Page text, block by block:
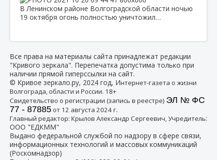
В Ленинском районе Волгоградской области ночью
19 октября огонь полностью уничтожил…
Все права на материалы сайта принадлежат редакции
"Кривого зеркала". Перепечатка допустима только при
наличии прямой гиперссылки на сайт.
© Кривое зеркало.ру, 2024 год, Интернет-газета о жизни
Волгограда, области и России. 18+
Свидетельство о регистрации (запись в реестре) ЭЛ № ФС
77 - 87885от 12 августа 2024 г.
Главный редактор: Крылов Александр Сергеевич, Учредитель:
ООО "ЕДКММ"
Выдано федеральной службой по надзору в сфере связи,
информационных технологий и массовых коммуникаций
(Роскомнадзор)